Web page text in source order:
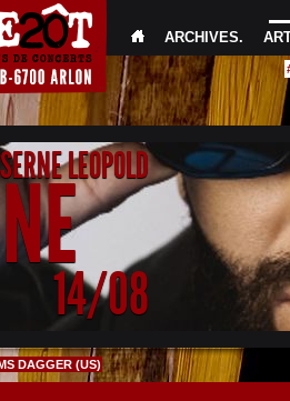
ARCHIVES.
LEOPOLD
14/08
DAGGER (US)